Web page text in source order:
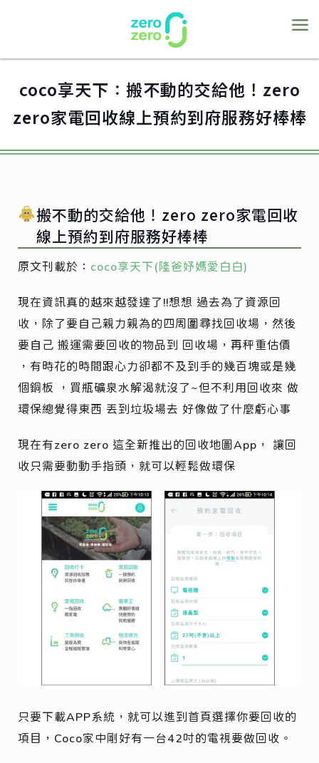
coco享天下：搬不動的交給他！zero
zero家電回收線上預約到府服務好棒棒
搬不動的交給他！zero zero家電回收
線上預約到府服務好棒棒
原文刊載於： coco享天下(隆爸妤媽愛白白)
現在資訊真的越來越發達了!!想想 過去為了資源回
收，除了要自己親力親為的四周圍尋找回收場，然後
要自己 搬運需要回收的物品到 回收場，再秤重估價
，有時花的時間跟心力卻都不及到手的幾百塊或是幾
個銅板 ，買瓶礦泉水解渴就沒了~但不利用回收來 做
環保總覺得東西 丟到垃圾場去 好像做了什麼虧心事
現在有zero zero 這全新推出的回收地圖App， 讓回
收只需要動動手指頭，就可以輕鬆做環保
只要下載APP系統，就可以進到首頁選擇你要回收的
項目，Coco家中剛好有一台42吋的電視要做回收。